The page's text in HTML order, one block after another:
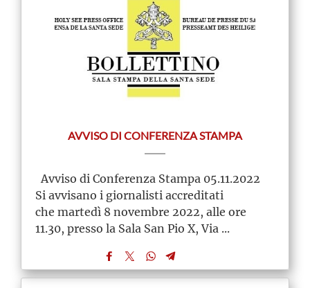
AVVISO DI CONFERENZA STAMPA
Avviso di Conferenza Stampa 05.11.2022
Si avvisano i giornalisti accreditati
che martedì 8 novembre 2022, alle ore
11.30, presso la Sala San Pio X, Via ...